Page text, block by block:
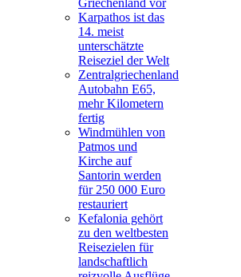
Griechenland vor
Karpathos ist das
14. meist
unterschätzte
Reiseziel der Welt
Zentralgriechenland
Autobahn E65,
mehr Kilometern
fertig
Windmühlen von
Patmos und
Kirche auf
Santorin werden
für 250 000 Euro
restauriert
Kefalonia gehört
zu den weltbesten
Reisezielen für
landschaftlich